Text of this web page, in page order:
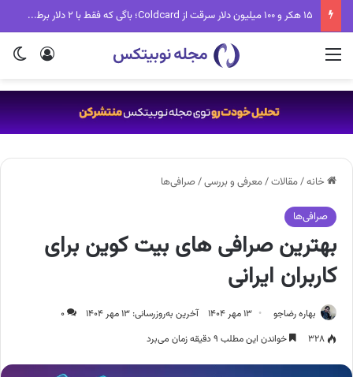
تب جدید دنیای کریپتو؛ Fake World Assets چیست و چرا همه درباره آن حرف می‌زنند؟
ورود منو
خانه/مقالات/معرفی و بررسی/صرافی‌ها
صرافی‌ها
بهترین صرافی های بیت کوین برای
کاربران ایرانی
بهاره رضاجو ۱۳ مهر ۱۴۰۴ آخرین به‌روزرسانی: ۱۳ مهر ۱۴۰۴
۰
۳۲۸
خواندن این مطلب ۹ دقیقه زمان می‌برد